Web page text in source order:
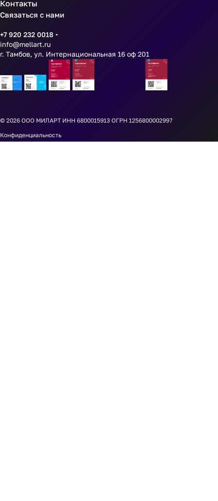
Контакты
Связаться с нами
+7 920 232 0018
info@mellart.ru
г. Тамбов, ул. Интернациональная 16 оф 201
© 2026 ООО МИЛАРТ ИНН 6800015913 ОГРН 1256800002997
Конфиденциальность